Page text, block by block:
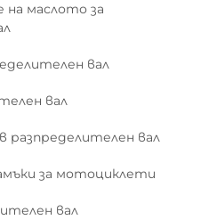
на маслото за
вал
вал
разпределителен вал
за мотоциклети
вал